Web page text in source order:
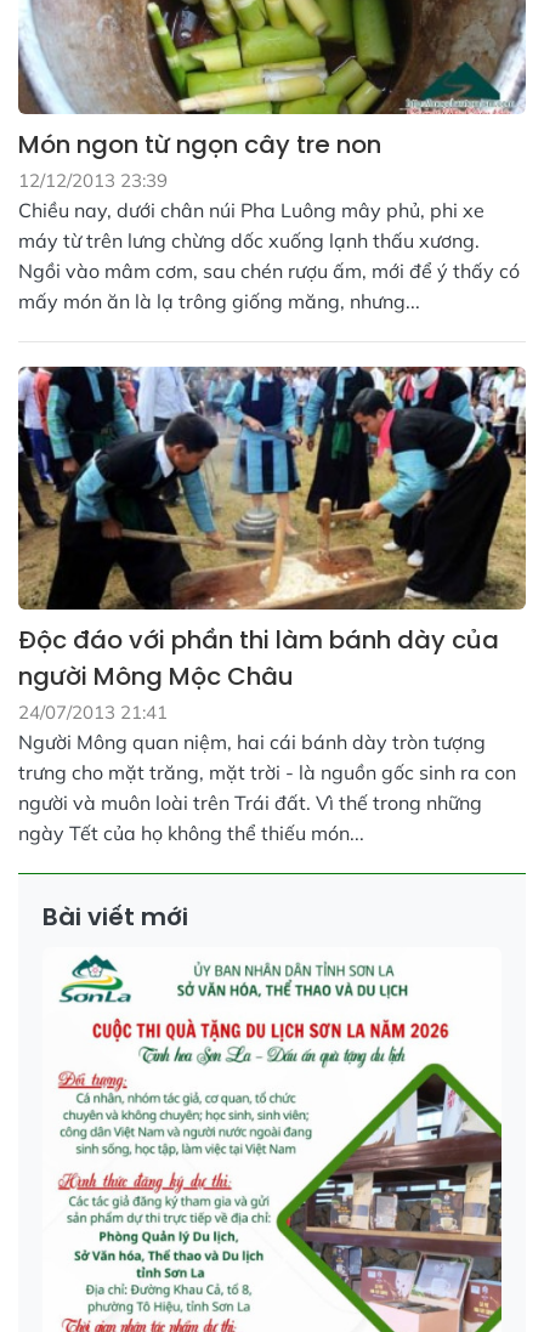
Món ngon từ ngọn cây tre non
12/12/2013 23:39
Chiều nay, dưới chân núi Pha Luông mây phủ, phi xe
máy từ trên lưng chừng dốc xuống lạnh thấu xương.
Ngồi vào mâm cơm, sau chén rượu ấm, mới để ý thấy có
mấy món ăn là lạ trông giống măng, nhưng...
Độc đáo với phần thi làm bánh dày của
người Mông Mộc Châu
24/07/2013 21:41
Người Mông quan niệm, hai cái bánh dày tròn tượng
trưng cho mặt trăng, mặt trời - là nguồn gốc sinh ra con
người và muôn loài trên Trái đất. Vì thế trong những
ngày Tết của họ không thể thiếu món...
Bài viết mới